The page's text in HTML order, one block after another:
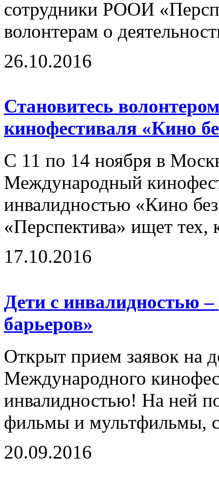
сотрудники РООИ
волонтерам о
26.10.2016
Становитесь
кинофестиваля «Кино
С 11 по 14 ноября в
Международный
инвалидностью «Кино
«Перспектива» ищет тех,
17.10.2016
Дети с инвалидностью
барьеров»
Открыт прием заявок на
Международного
инвалидностью! На ней
фильмы и мультфильмы,
20.09.2016